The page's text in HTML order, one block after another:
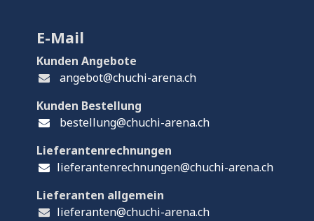
E-Mail
Kunden Angebote
angebot@chuchi-arena.ch
Kunden Bestellung
bestellung@chuchi-arena.ch
Lieferantenrechnungen
lieferantenrechnungen@chuchi-arena.ch
Lieferanten allgemein
lieferanten@chuchi-arena.ch